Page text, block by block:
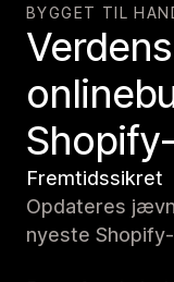
BYGGET TIL
Fremtidssikret
Opdateres
nyeste